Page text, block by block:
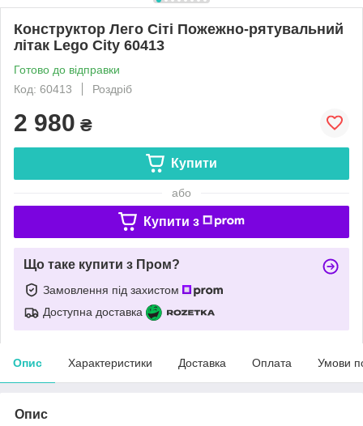
Конструктор Лего Сіті Пожежно-рятувальний
літак Lego City 60413
Готово до відправки
Код: 60413
Роздріб
2 980 ₴
Купити
або
Купити з
Що таке купити з Пром?
Замовлення під захистом
Доступна доставка
Опис Характеристики Доставка Оплата Умови
Опис